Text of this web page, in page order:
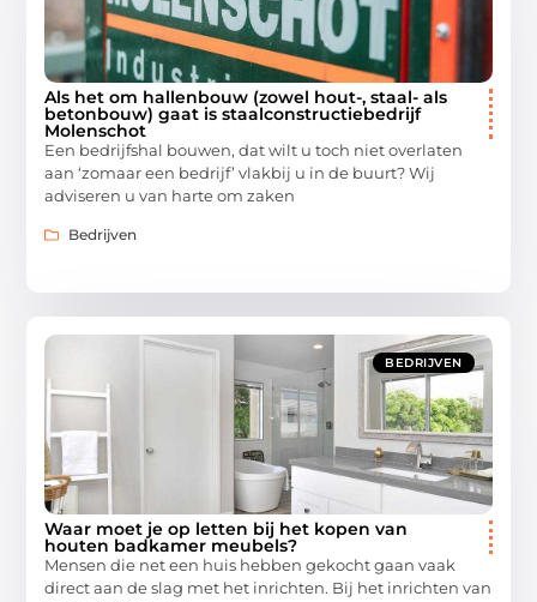
Als het om hallenbouw (zowel hout-, staal- als
betonbouw) gaat is staalconstructiebedrijf
Molenschot
Een bedrijfshal bouwen, dat wilt u toch niet overlaten
aan ‘zomaar een bedrijf’ vlakbij u in de buurt? Wij
adviseren u van harte om zaken
Bedrijven
BEDRIJVEN
Waar moet je op letten bij het kopen van
houten badkamer meubels?
Mensen die net een huis hebben gekocht gaan vaak
direct aan de slag met het inrichten. Bij het inrichten van